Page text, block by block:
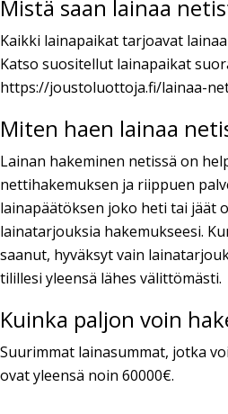
Mistä saan lainaa
Kaikki lainapaikat tarjoavat
Katso suositellut lainapaikat
https://joustoluottoja.fi/lainaa-
Miten haen lainaa
Lainan hakeminen netissä on
nettihakemuksen ja riippuen
lainapäätöksen joko heti tai jäät
lainatarjouksia hakemukseesi.
saanut, hyväksyt vain
tilillesi yleensä lähes välittömästi.
Kuinka paljon voin
Suurimmat lainasummat, jotka
ovat yleensä noin 60000€.